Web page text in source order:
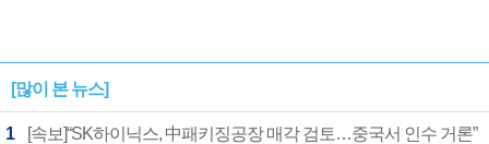
[많이 본 뉴스]
1 [속보]“SK하이닉스, 中패키징공장 매각 검토…중국서 인수 거론”